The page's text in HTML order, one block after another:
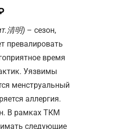
Текущая
цена:
清明) – сезон,
превалировать
время
Уязвимы
менструальный
аллергия.
В рамках ТКМ
следующие